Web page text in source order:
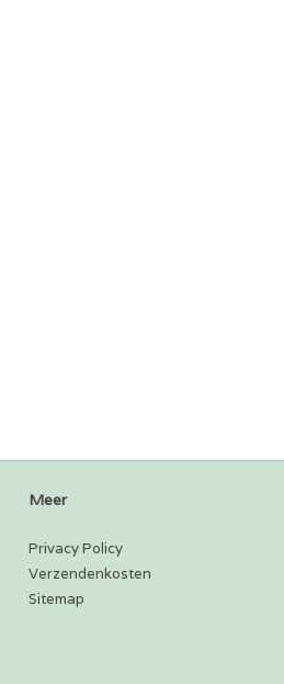
Meer
Privacy Policy
Verzendenkosten
Sitemap